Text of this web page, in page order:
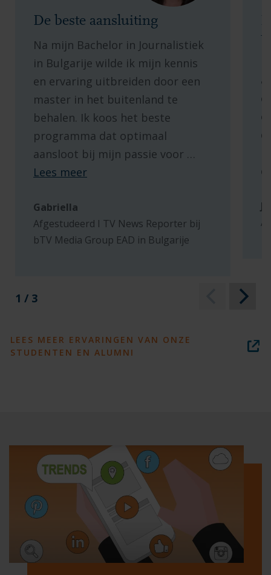
De beste aansluiting
Na mijn Bachelor in Journalistiek
in Bulgarije wilde ik mijn kennis
en ervaring uitbreiden door een
master in het buitenland te
behalen. Ik koos het beste
programma dat optimaal
aansloot bij mijn passie voor …
Lees meer
Gabriella
Afgestudeerd I TV News Reporter bij
bTV Media Group EAD in Bulgarije
1 / 3
LEES MEER ERVARINGEN VAN ONZE
STUDENTEN EN ALUMNI